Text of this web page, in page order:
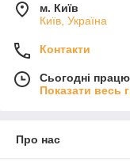
м. Київ
Київ, Україна
Контакти
Сьогодні
Показати весь
Про нас